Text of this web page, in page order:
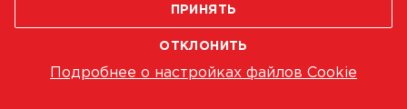
ПРИНЯТЬ
ОТКЛОНИТЬ
Подробнее о настройках файлов Cookie